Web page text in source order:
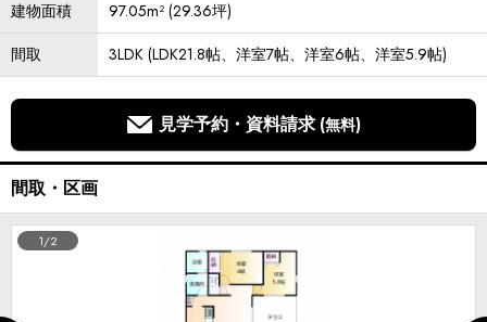
建物面積
97.05m² (29.36坪)
間取
3LDK (LDK21.8帖、洋室7帖、洋室6帖、洋室5.9帖)
見学予約・資料請求 (無料)
間取・区画
1/2